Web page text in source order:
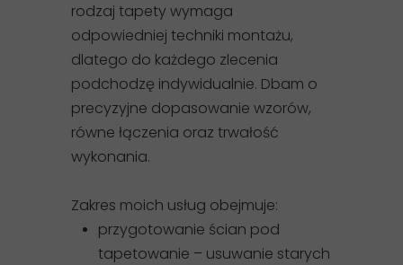
rodzaj tapety wymaga
odpowiedniej techniki montażu,
dlatego do każdego zlecenia
podchodzę indywidualnie. Dbam o
precyzyjne dopasowanie wzorów,
równe łączenia oraz trwałość
wykonania.
Zakres moich usług obejmuje:
przygotowanie ścian pod
tapetowanie – usuwanie starych